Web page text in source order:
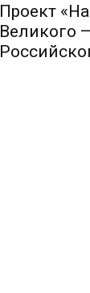
Проект
Великого